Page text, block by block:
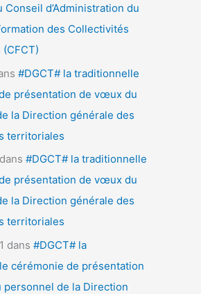
Conseil d’Administration du
des Collectivités
#DGCT# la traditionnelle
présentation de vœux du
la Direction générale des
territoriales
dans #DGCT# la traditionnelle
présentation de vœux du
la Direction générale des
territoriales
dans #DGCT# la
cérémonie de présentation
de la Direction